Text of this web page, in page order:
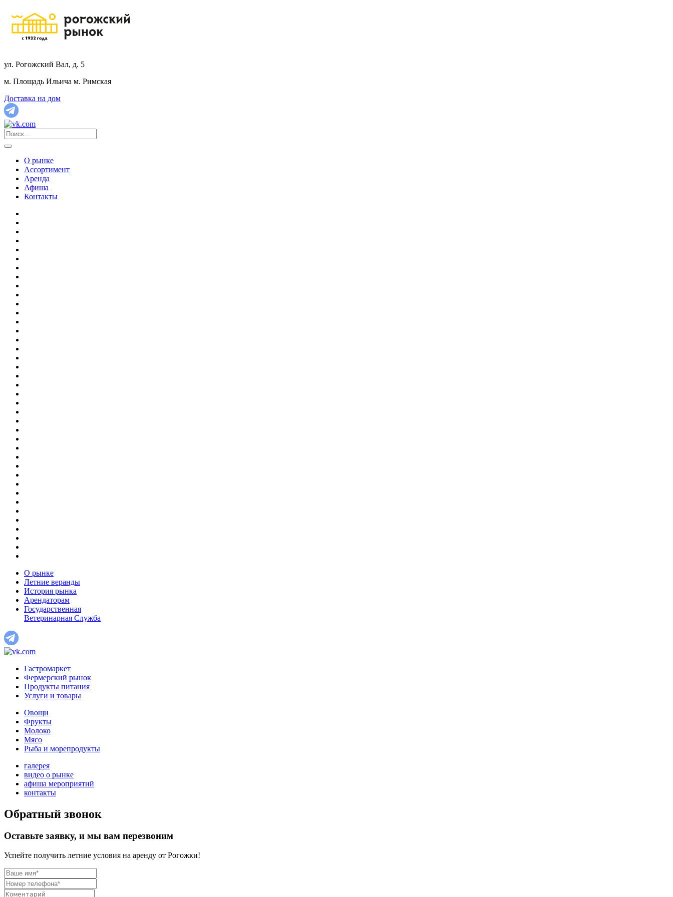
ул. Рогожский Вал, д. 5
м. Площадь Ильича м. Римская
Доставка на дом
О рынке
Ассортимент
Аренда
Афиша
Контакты
О рынке
Летние веранды
История рынка
Арендаторам
Государственная
Ветеринарная Служба
Гастромаркет
Фермерский рынок
Продукты питания
Услуги и товары
Овощи
Фрукты
Молоко
Мясо
Рыба и морепродукты
галерея
видео о рынке
афиша мероприятий
контакты
Обратный звонок
Оставьте заявку, и мы вам перезвоним
Успейте получить летние условия на аренду от Рогожки!